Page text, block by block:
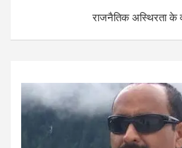
राजनैतिक अस्थिरता के